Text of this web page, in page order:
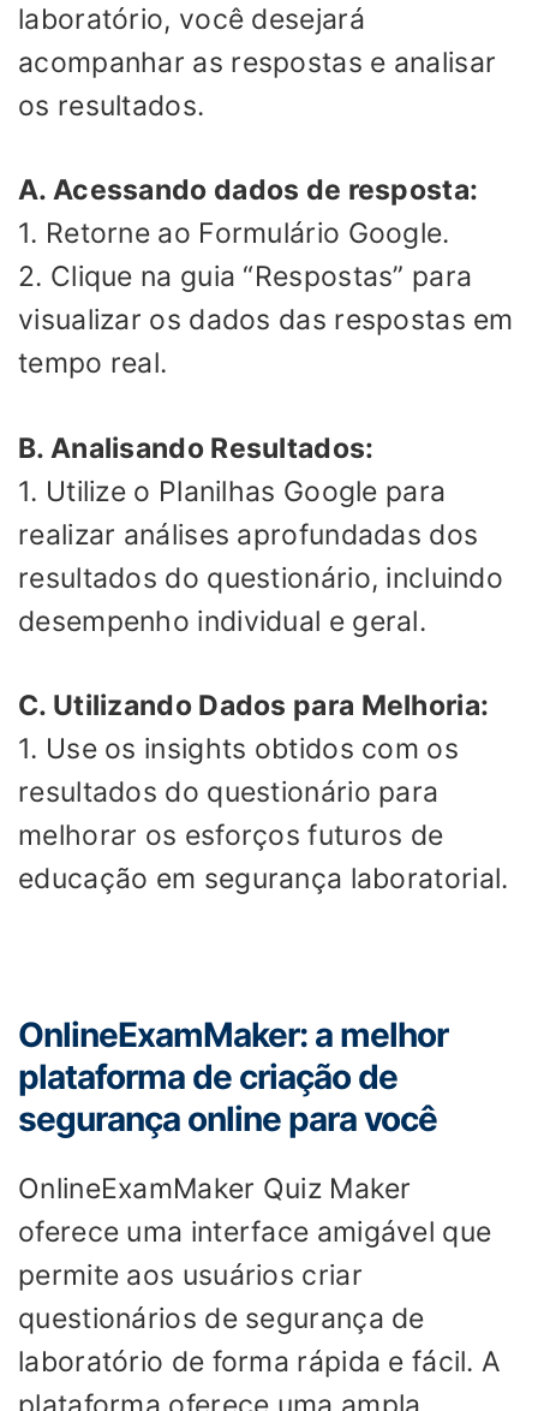
laboratório, você desejará
acompanhar as respostas e analisar
os resultados.
A. Acessando dados de resposta:
1. Retorne ao Formulário Google.
2. Clique na guia “Respostas” para
visualizar os dados das respostas em
tempo real.
B. Analisando Resultados:
1. Utilize o Planilhas Google para
realizar análises aprofundadas dos
resultados do questionário, incluindo
desempenho individual e geral.
C. Utilizando Dados para Melhoria:
1. Use os insights obtidos com os
resultados do questionário para
melhorar os esforços futuros de
educação em segurança laboratorial.
OnlineExamMaker: a melhor
plataforma de criação de
segurança online para você
OnlineExamMaker Quiz Maker
oferece uma interface amigável que
permite aos usuários criar
questionários de segurança de
laboratório de forma rápida e fácil. A